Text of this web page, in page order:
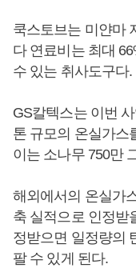
쿡스토브는 미얀마
다 연료비는 최대
수 있는 취사도구다.
GS칼텍스는 이번
톤 규모의 온실가스
이는 소나무 750만
해외에서의 온실가
축 실적으로 인정받
정받으면 일정량의
팔 수 있게 된다.